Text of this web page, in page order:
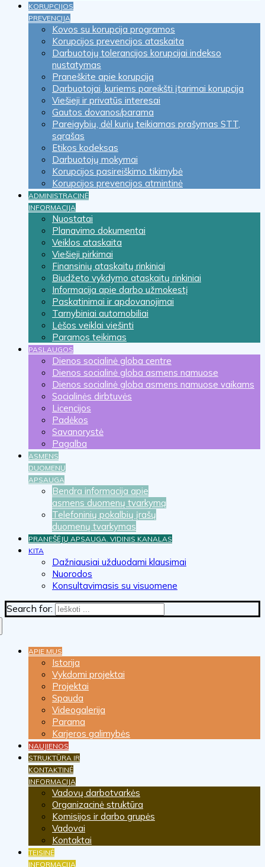
KORUPCIJOS
PREVENCIJA
Kovos su korupcija programos
Korupcijos prevencijos ataskaita
Darbuotojų tolerancijos korupcijai indekso
nustatymas
Praneškite apie korupciją
Darbuotojai, kuriems pareikšti įtarimai korupcija
Viešieji ir privatūs interesai
Gautos dovanos/parama
Pareigybių, dėl kurių teikiamas prašymas STT,
sąrašas
Etikos kodeksas
Darbuotojų mokymai
Korupcijos pasireiškimo tikimybė
Korupcijos prevencijos atmintinė
ADMINISTRACINĖ
INFORMACIJA
Nuostatai
Planavimo dokumentai
Veiklos ataskaita
Viešieji pirkimai
Finansinių ataskaitų rinkiniai
Biudžeto vykdymo ataskaitų rinkiniai
Informacija apie darbo užmokestį
Paskatinimai ir apdovanojimai
Tarnybiniai automobiliai
Lėšos veiklai viešinti
Paramos teikimas
PASLAUGOS
Dienos socialinė globa centre
Dienos socialinė globa asmens namuose
Dienos socialinė globa asmens namuose vaikams
Socialinės dirbtuvės
Licencijos
Padėkos
Savanorystė
Pagalba
ASMENS
DUOMENŲ
APSAUGA
Bendra informacija apie
asmens duomenų tvarkymą
Telefoninių pokalbių įrašų
duomenų tvarkymas
PRANEŠĖJŲ APSAUGA. VIDINIS KANALAS
KITA
Dažniausiai užduodami klausimai
Nuorodos
Konsultavimasis su visuomene
Search for:
APIE MUS
Istorija
Vykdomi projektai
Projektai
Spauda
Videogalerija
Parama
Karjeros galimybės
NAUJIENOS
STRUKTŪRA IR
KONTAKTINĖ
INFORMACIJA
Vadovų darbotvarkės
Organizacinė struktūra
Komisijos ir darbo grupės
Vadovai
Kontaktai
TEISINĖ
INFORMACIJA